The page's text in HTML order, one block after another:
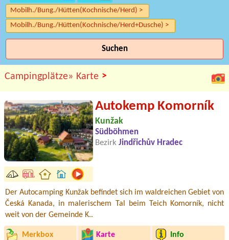
Mobilh./Bung./Hütten(Kochnische/Herd) >
Mobilh./Bung./Hütten(Kochnische/Herd+Dusche) >
Suchen
Campingplätze» Karte >
Autokemp Komorník
Kunžak
Südböhmen
Bezirk Jindřichův Hradec
Der Autocamping Kunžak befindet sich im waldreichen Gebiet von
Česká Kanada, in malerischem Tal beim Teich Komorník, nicht
weit von der Gemeinde K..
Merkbox Karte Info